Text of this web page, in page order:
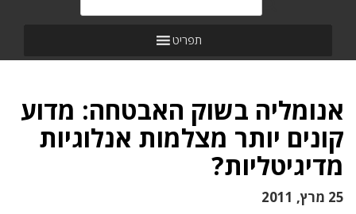
תפריט
אנומליה בשוק האבטחה: מדוע
קונים יותר מצלמות אנלוגיות
מדיגיטליות?
25 מרץ, 2011